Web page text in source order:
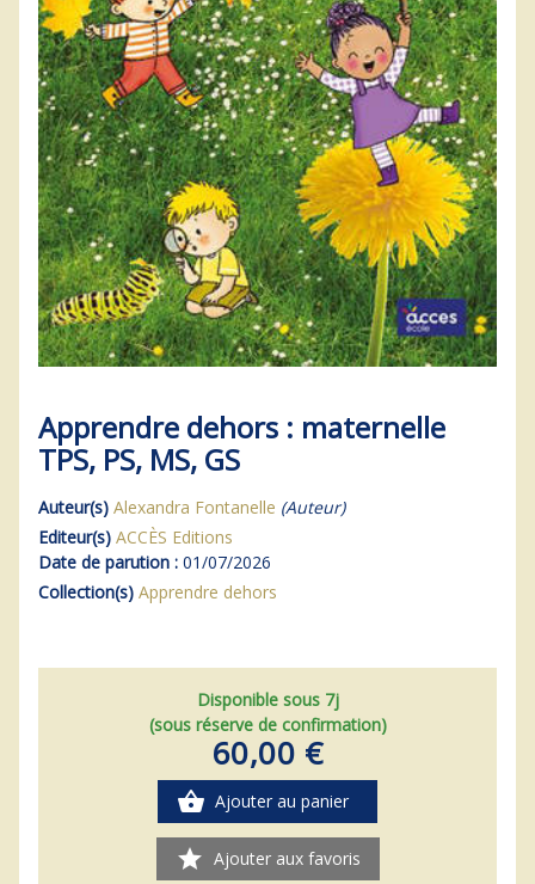
Apprendre dehors : maternelle
TPS, PS, MS, GS
Auteur(s) Alexandra Fontanelle (Auteur)
Editeur(s) ACCÈS Editions
Date de parution : 01/07/2026
Collection(s) Apprendre dehors
Disponible sous 7j
(sous réserve de confirmation)
60,00 €
shopping_basket Ajouter au panier
star Ajouter aux favoris